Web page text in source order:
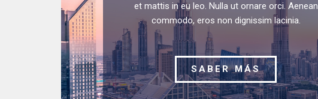
et mattis in eu leo. Nulla ut ornare orci. Aenean
commodo, eros non dignissim lacinia.
SABER MÁS